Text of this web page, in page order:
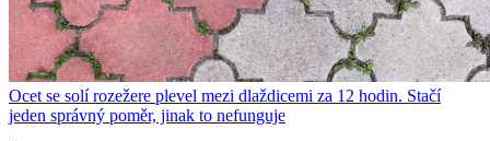
Ocet se solí rozežere plevel mezi dlaždicemi za 12 hodin. Stačí
jeden správný poměr, jinak to nefunguje